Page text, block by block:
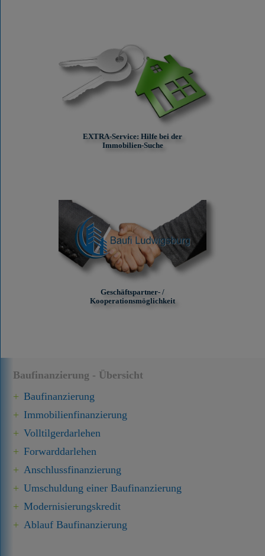
Baufinanzierung - Übersicht
Baufinanzierung
Immobilien­finanzierung
Volltilgerdarlehen
Forward­darlehen
Anschluss­finanzierung
Umschuldung einer Baufinanzierung
Modernisierungskredit
Ablauf Baufinanzierung
EXTRA-Service: Hilfe bei der
Immobilien-Suche
Geschäftspartner- /
Kooperationsmöglichkeit